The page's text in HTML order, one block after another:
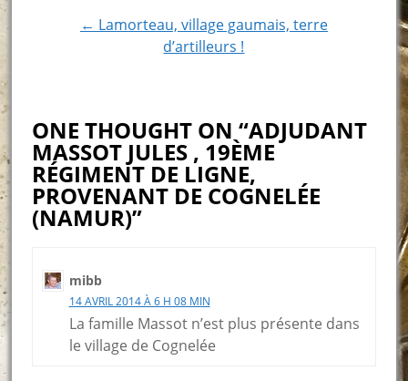
← Lamorteau, village gaumais, terre
d’artilleurs !
ONE THOUGHT ON “ADJUDANT
MASSOT JULES , 19ÈME
RÉGIMENT DE LIGNE,
PROVENANT DE COGNELÉE
(NAMUR)”
mibb
14 AVRIL 2014 À 6 H 08 MIN
La famille Massot n’est plus présente dans
le village de Cognelée